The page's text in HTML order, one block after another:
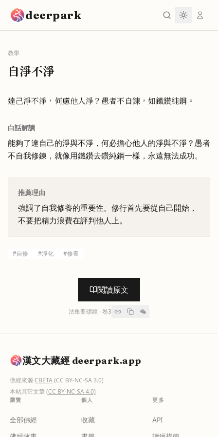
deerpark
教學
自淨不淨
達己淨不淨，何慮他人淨？愚者不自鍊，如鐵鑽純鋼。
白話解讀
能夠了達自己的淨與不淨，何必擔心他人的淨與不淨？愚者
不自我修鍊，就像用鐵鑽去鑽純鋼一樣，永遠無法成功。
推薦理由
強調了自我修養的重要性。修行首先要從自己開始，
不要把精力浪費在評判他人上。
#自修 #淨化 #修養
閱讀原文
法集要頌經 · 卷3
漢文大藏經 deerpark.app
佛經來源CBETA(CC BY-NC-SA 3.0)
本站其它文章(CC BY-NC-SA 4.0)
瀏覽
全部佛經
個人
收藏
更多
API